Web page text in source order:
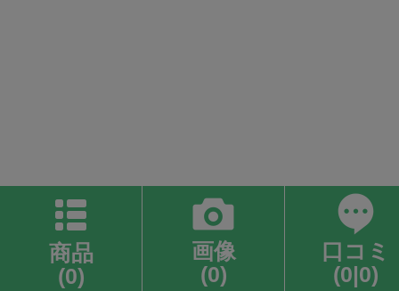
商品
(0)
画像
(0)
口コミ
(0|0)